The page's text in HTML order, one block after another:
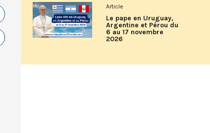
Article
Le pape en Uruguay,
Argentine et Pérou du
6 au 17 novembre
2026